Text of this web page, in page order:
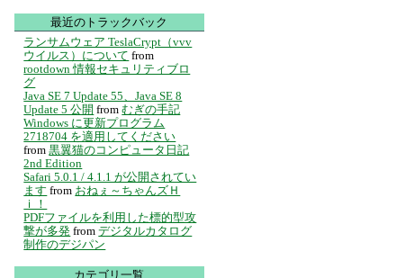
最近のトラックバック
ランサムウェア TeslaCrypt（vvv
ウイルス）について from
rootdown 情報セキュリティブロ
グ
Java SE 7 Update 55、Java SE 8
Update 5 公開 from むぎの手記
Windows に更新プログラム
2718704 を適用してください
from 黒翼猫のコンピュータ日記
2nd Edition
Safari 5.0.1 / 4.1.1 が公開されてい
ます from おねぇ～ちゃんズＨ
ｉ！
PDFファイルを利用した標的型攻
撃が多発 from デジタルカタログ
制作のデジパン
カテゴリ一覧